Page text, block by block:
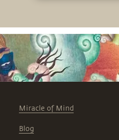
Miracle of Mind
Blog